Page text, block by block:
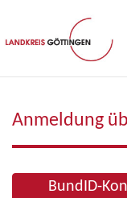
Zum Hauptinhalt
Anmeldung